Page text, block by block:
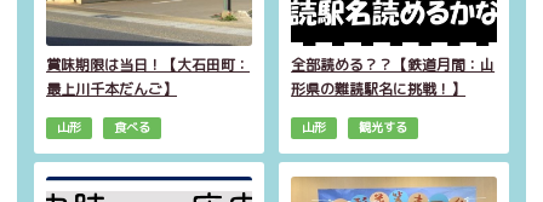
賞味期限は当日！【大石田町：
最上川千本だんご】
山形 食べる
全部読める？？【鉄道月間：山
形県の難読駅名に挑戦！】
山形 観光する